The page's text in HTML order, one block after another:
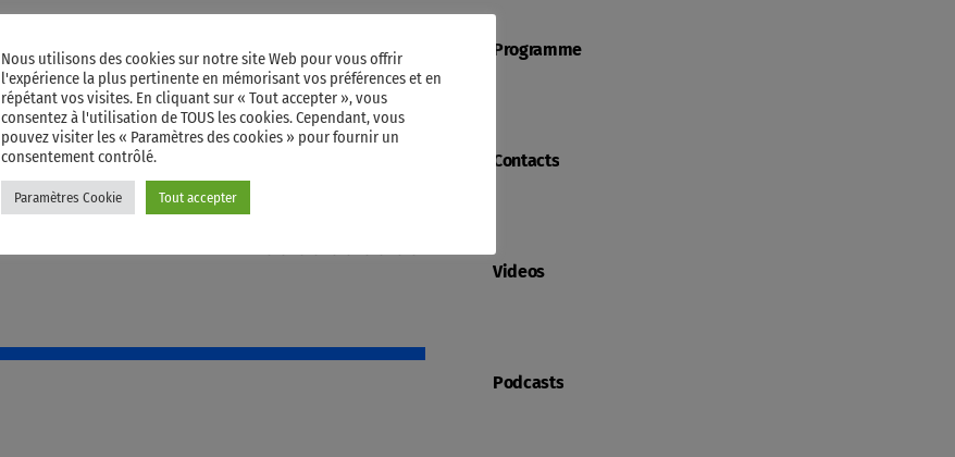
Programme
Contacts
Videos
Podcasts
Nous utilisons des cookies sur notre site Web pour vous offrir
l'expérience la plus pertinente en mémorisant vos préférences et en
répétant vos visites. En cliquant sur « Tout accepter », vous
consentez à l'utilisation de TOUS les cookies. Cependant, vous
pouvez visiter les « Paramètres des cookies » pour fournir un
consentement contrôlé.
Paramètres Cookie Tout accepter